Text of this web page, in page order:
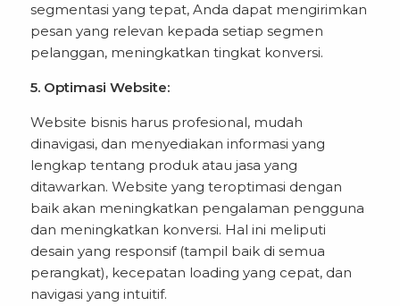
segmentasi yang tepat, Anda dapat mengirimkan
pesan yang relevan kepada setiap segmen
pelanggan, meningkatkan tingkat konversi.
5. Optimasi Website:
Website bisnis harus profesional, mudah
dinavigasi, dan menyediakan informasi yang
lengkap tentang produk atau jasa yang
ditawarkan. Website yang teroptimasi dengan
baik akan meningkatkan pengalaman pengguna
dan meningkatkan konversi. Hal ini meliputi
desain yang responsif (tampil baik di semua
perangkat), kecepatan loading yang cepat, dan
navigasi yang intuitif.